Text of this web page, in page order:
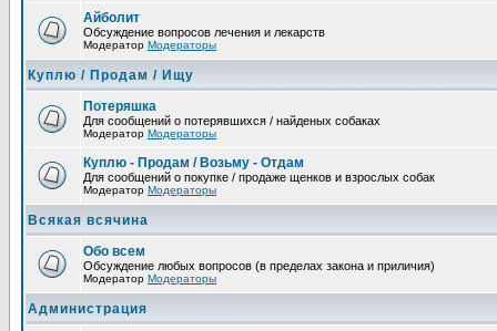
Айболит
Обсуждение вопросов лечения и лекарств
Модератор Модераторы
Куплю / Продам / Ищу
Потеряшка
Для сообщений о потерявшихся / найденых собаках
Модератор Модераторы
Куплю - Продам / Возьму - Отдам
Для сообщений о покупке / продаже щенков и взрослых собак
Модератор Модераторы
Всякая всячина
Обо всем
Обсуждение любых вопросов (в пределах закона и приличия)
Модератор Модераторы
Администрация